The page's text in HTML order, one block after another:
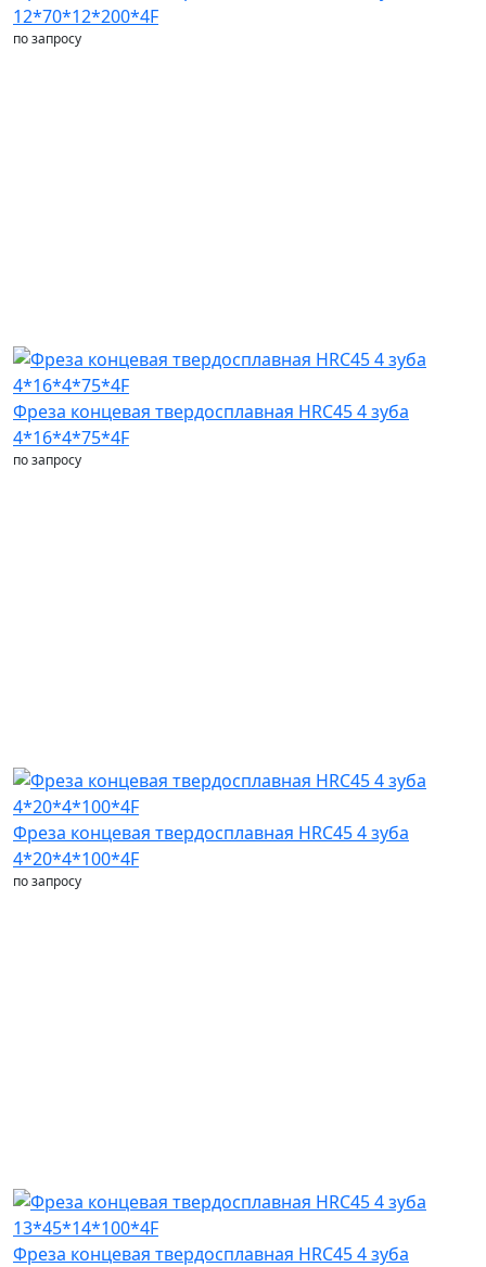
12*70*12*200*4F
по запросу
Фреза концевая твердосплавная HRC45 4 зуба
4*16*4*75*4F
по запросу
Фреза концевая твердосплавная HRC45 4 зуба
4*20*4*100*4F
по запросу
Фреза концевая твердосплавная HRC45 4 зуба